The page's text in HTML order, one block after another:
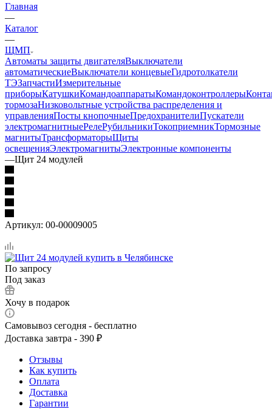
Главная
—
Каталог
—
ЩМП
Автоматы защиты двигателяВыключатели
автоматическиеВыключатели концевыеГидротолкатели
ТЭЗапчастиИзмерительные
приборыКатушкиКомандоаппаратыКомандоконтроллеры
тормозаНизковольтные устройства распределения и
управленияПосты кнопочныеПредохранителиПускатели
электромагнитныеРелеРубильникиТокоприемникТормозные
магнитыТрансформаторыЩиты
освещенияЭлектромагнитыЭлектронные компоненты
—Щит 24 модулей
Артикул: 00-00009005
По запросу
Под заказ
Хочу в подарок
Самовывоз сегодня - бесплатно
Доставка завтра - 390 ₽
Отзывы
Как купить
Оплата
Доставка
Гарантии